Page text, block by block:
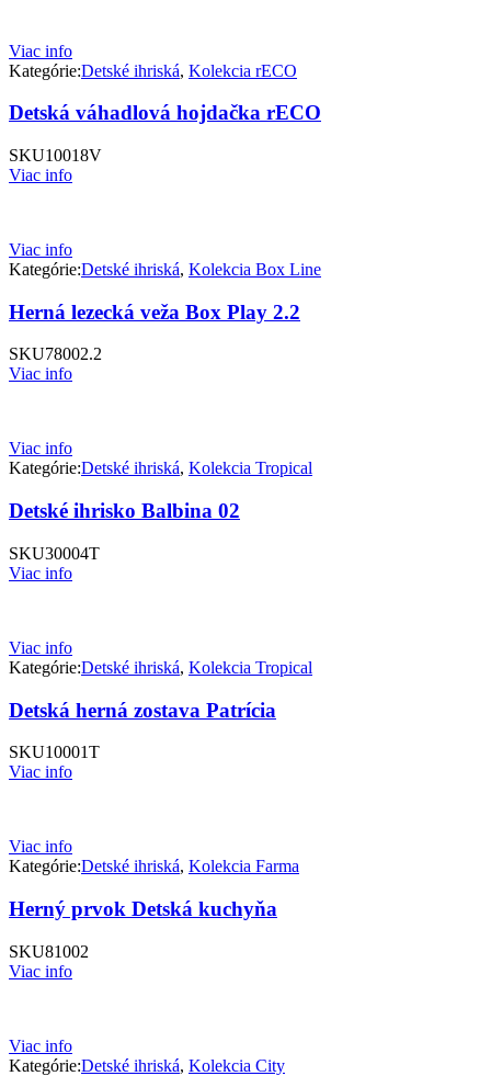
Viac info
Kategórie:Detské ihriská, Kolekcia rECO
Detská váhadlová hojdačka rECO
SKU10018V
Viac info
Viac info
Kategórie:Detské ihriská, Kolekcia Box Line
Herná lezecká veža Box Play 2.2
SKU78002.2
Viac info
Viac info
Kategórie:Detské ihriská, Kolekcia Tropical
Detské ihrisko Balbina 02
SKU30004T
Viac info
Viac info
Kategórie:Detské ihriská, Kolekcia Tropical
Detská herná zostava Patrícia
SKU10001T
Viac info
Viac info
Kategórie:Detské ihriská, Kolekcia Farma
Herný prvok Detská kuchyňa
SKU81002
Viac info
Viac info
Kategórie:Detské ihriská, Kolekcia City